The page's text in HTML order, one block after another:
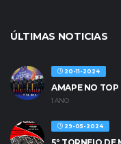
ÚLTIMAS NOTICIAS
20-11-2024
AMAPE NO TOP
1 ANO
29-05-2024